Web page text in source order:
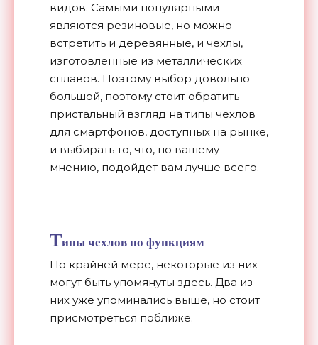
видов. Самыми популярными
являются резиновые, но можно
встретить и деревянные, и чехлы,
изготовленные из металлических
сплавов. Поэтому выбор довольно
большой, поэтому стоит обратить
пристальный взгляд на типы чехлов
для смартфонов, доступных на рынке,
и выбирать то, что, по вашему
мнению, подойдет вам лучше всего.
Типы чехлов по функциям
По крайней мере, некоторые из них
могут быть упомянуты здесь. Два из
них уже упоминались выше, но стоит
присмотреться поближе.